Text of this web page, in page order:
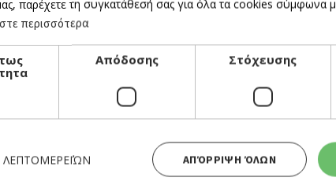
παρέχετε τη συγκατάθεσή σας για όλα τα cookies σύμφωνα
περισσότερα
Απόδοσης Στόχευσης
ΑΠΌΡΡΙΨΗ ΌΛΩΝ